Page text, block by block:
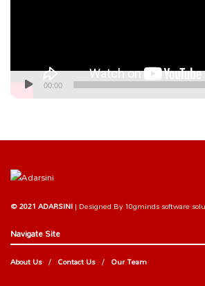
00:00
© 2021 ADARSINI| Designed By10gminds software
Navigate Site
About Us Contact Us Our Team